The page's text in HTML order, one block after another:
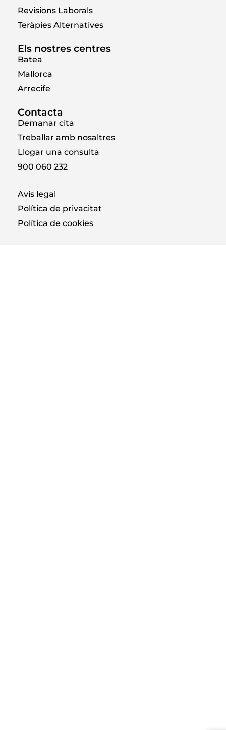
Revisions Laborals
Teràpies Alternatives
Els nostres centres
Batea
Mallorca
Arrecife
Contacta
Demanar cita
Treballar amb nosaltres
Llogar una consulta
900 060 232
Avís legal
Política de privacitat
Política de cookies